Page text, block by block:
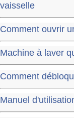
vaisselle
Comment ouvrir
Machine à laver
Comment
Manuel